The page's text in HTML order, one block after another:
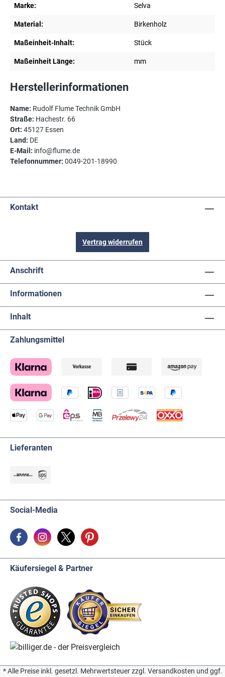
Marke: Selva
Material: Birkenholz
Maßeinheit-Inhalt: Stück
Maßeinheit Länge: mm
Herstellerinformationen
Name: Rudolf Flume Technik GmbH
Straße: Hachestr. 66
Ort: 45127 Essen
Land: DE
E-Mail: info@flume.de
Telefonnummer: 0049-201-18990
Kontakt
Vertrag widerrufen
Anschrift
Informationen
Inhalt
Zahlungsmittel
Lieferanten
Social-Media
Käufersiegel & Partner
* Alle Preise inkl. gesetzl. Mehrwertsteuer zzgl. Versandkosten und ggf.